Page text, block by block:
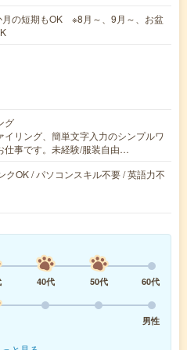
の短期もOK ※8月～、9月～、お盆
グ
イリング、簡単文字入力のシンプルワ
仕事です。未経験/服装自由…
クOK / パソコンスキル不要 / 英語力不
40代 50代
60代
男性